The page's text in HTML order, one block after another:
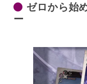
ゼロから始
ー